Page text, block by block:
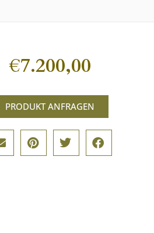
€7.200,00
PRODUKT ANFRAGEN